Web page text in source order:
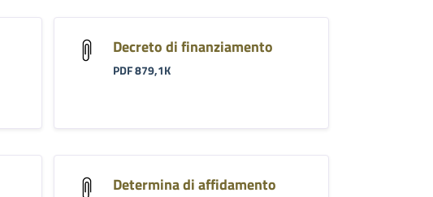
Decreto di finanziamento
PDF 879,1K
Determina di affidamento